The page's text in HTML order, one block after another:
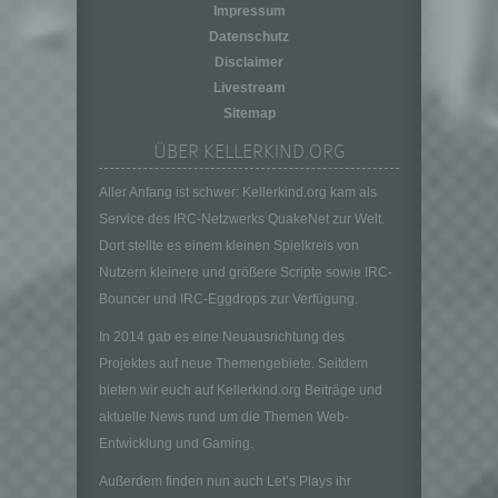
Impressum
Datenschutz
Disclaimer
Livestream
Sitemap
ÜBER KELLERKIND.ORG
Aller Anfang ist schwer: Kellerkind.org kam als
Service des IRC-Netzwerks QuakeNet zur Welt.
Dort stellte es einem kleinen Spielkreis von
Nutzern kleinere und größere Scripte sowie IRC-
Bouncer und IRC-Eggdrops zur Verfügung.
In 2014 gab es eine Neuausrichtung des
Projektes auf neue Themengebiete. Seitdem
bieten wir euch auf Kellerkind.org Beiträge und
aktuelle News rund um die Themen Web-
Entwicklung und Gaming.
Außerdem finden nun auch Let’s Plays ihr
h) Auftragsverarbeiter
Auftragsverarbeiter ist eine natürliche oder
juristische Person, Behörde, Einrichtung
oder andere Stelle, die personenbezogene
Daten im Auftrag des Verantwortlichen
i) Empfänger
Empfänger ist eine natürliche oder juristische
Person, Behörde, Einrichtung oder andere
Stelle, der personenbezogene Daten
offengelegt werden, unabhängig davon, ob
es sich bei ihr um einen Dritten handelt oder
nicht. Behörden, die im Rahmen eines
bestimmten Untersuchungsauftrags nach
Mitgliedstaaten möglicherweise
personenbezogene Daten erhalten, gelten
jedoch nicht als Empfänger.
j) Dritter
Dritter ist eine natürliche oder juristische